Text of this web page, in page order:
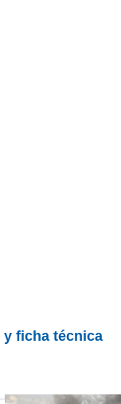
y ficha técnica